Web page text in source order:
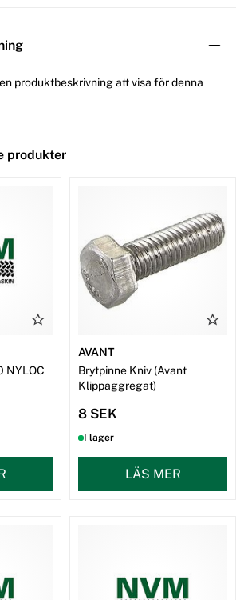
produktbeskrivning att visa för denna
produkter
NYLOC
AVANT
Brytpinne Kniv (Avant
Klippaggregat)
8 SEK
I lager
LÄS MER